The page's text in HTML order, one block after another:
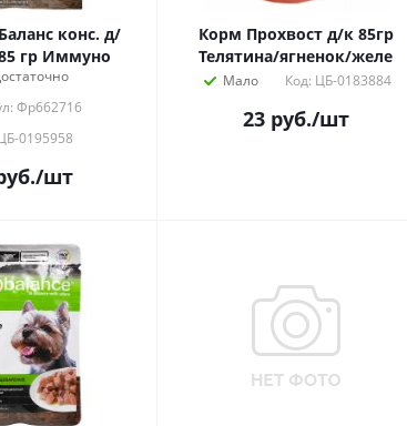
конс. д/
гр Иммуно
Фр662716
0195958
/шт
Корм Прохвост д/к 85гр
Телятина/ягненок/желе
Мало Код: ЦБ-0183884
23руб./шт